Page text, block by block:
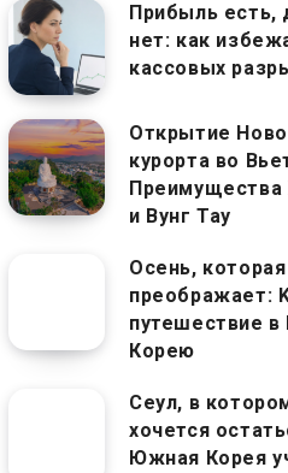
Прибыль есть,
нет: как
кассовых
Открытие
курорта во
и Вунг Тау
Осень, которая
преображает:
путешествие
Корею
Сеул, в
хочется
Южная Корея